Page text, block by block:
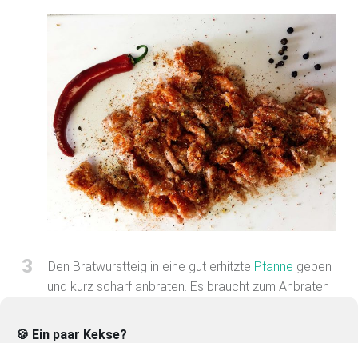
🍪 Ein paar Kekse?
3 Den Bratwurstteig in eine gut erhitzte Pfanne geben
und kurz scharf anbraten. Es braucht zum Anbraten
enthaltene Fett reicht völlig aus.